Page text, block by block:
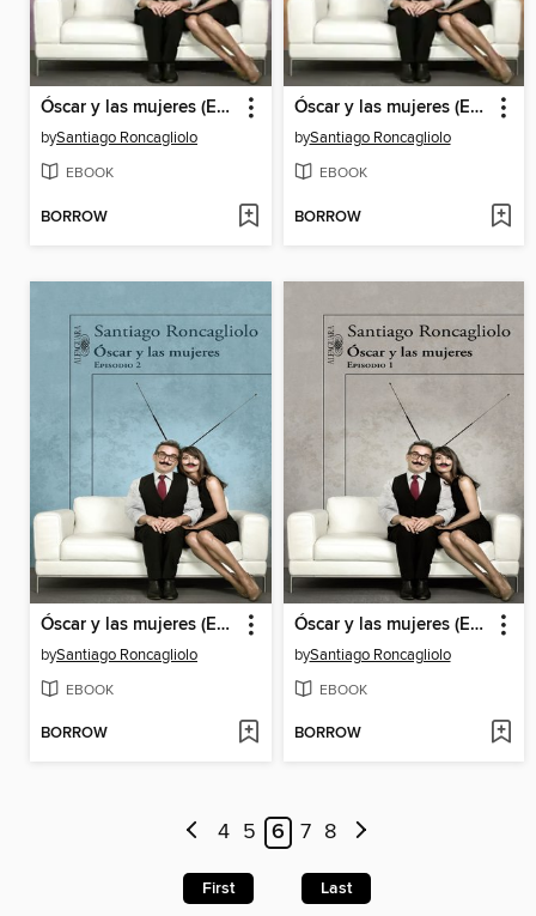
Óscar y las mujeres (Episodio 4)
bySantiago Roncagliolo
EBOOK
BORROW
Óscar y las mujeres (Episodio 3)
bySantiago Roncagliolo
EBOOK
BORROW
Óscar y las mujeres (Episodio 2)
bySantiago Roncagliolo
EBOOK
BORROW
Óscar y las mujeres (Episodio 1)
bySantiago Roncagliolo
EBOOK
BORROW
4 5 6 7 8
First Last